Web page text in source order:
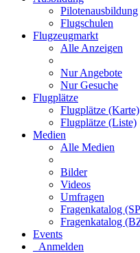
Pilotenausbildung
Flugschulen
Flugzeugmarkt
Alle Anzeigen
Nur Angebote
Nur Gesuche
Flugplätze
Flugplätze (Karte)
Flugplätze (Liste)
Medien
Alle Medien
Bilder
Videos
Umfragen
Fragenkatalog
Fragenkatalog
Events
Anmelden